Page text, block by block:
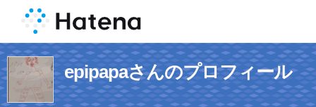
epipapaさんのプロフィール